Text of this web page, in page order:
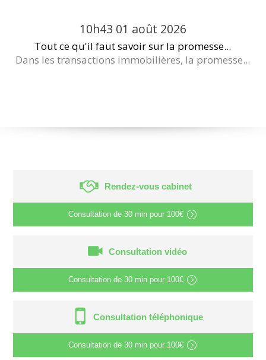
10h43 01 août 2026
Tout ce qu'il faut savoir sur la promesse...
Dans les transactions immobilières, la promesse...
Rendez-vous cabinet
Consultation de 30 min pour 100€
Consultation vidéo
Consultation de 30 min pour 100€
Consultation téléphonique
Consultation de 30 min pour 100€